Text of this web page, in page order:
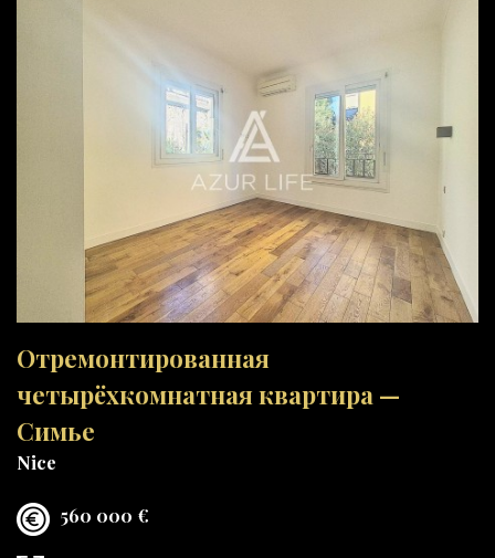
Отремонтированная
четырёхкомнатная квартира —
Симье
Nice
560 000 €